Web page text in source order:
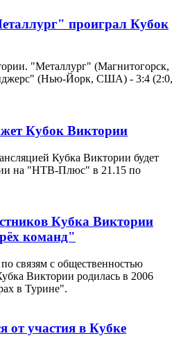
проиграл Кубок
"Металлург" (Магнитогорск,
(Нью-Йорк, США) - 3:4 (2:0,
Кубок Виктории
Кубка Виктории будет
на "НТВ-Плюс" в 21.15 по
Кубка Виктории
команд"
связям с общественностью
Виктории родилась в 2006
в Турине".
от участия в Кубке